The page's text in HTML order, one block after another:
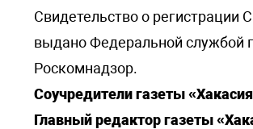
Свидетельство о регистрации
выдано Федеральной службой
Роскомнадзор.
Соучредители газеты
Главный редактор газеты